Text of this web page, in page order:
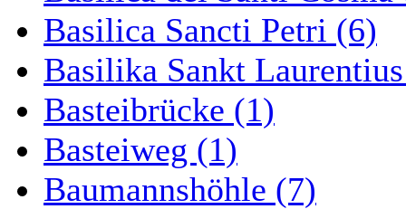
Basilica Sancti Petri (6)
Basilika Sankt
Basteibrücke (1)
Basteiweg (1)
Baumannshöhle (7)